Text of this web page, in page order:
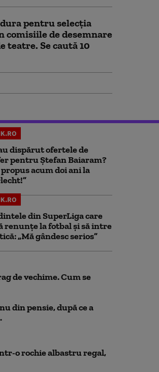
pentru selecţia
comisiile de desemnare
teatre. Se caută 10
dispărut ofertele de
pentru Ștefan Baiaram?
acum doi ani la
din SuperLiga care
renunțe la fotbal și să intre
„Mă gândesc serios”
de vechime. Cum se
din pensie, după ce a
o rochie albastru regal,